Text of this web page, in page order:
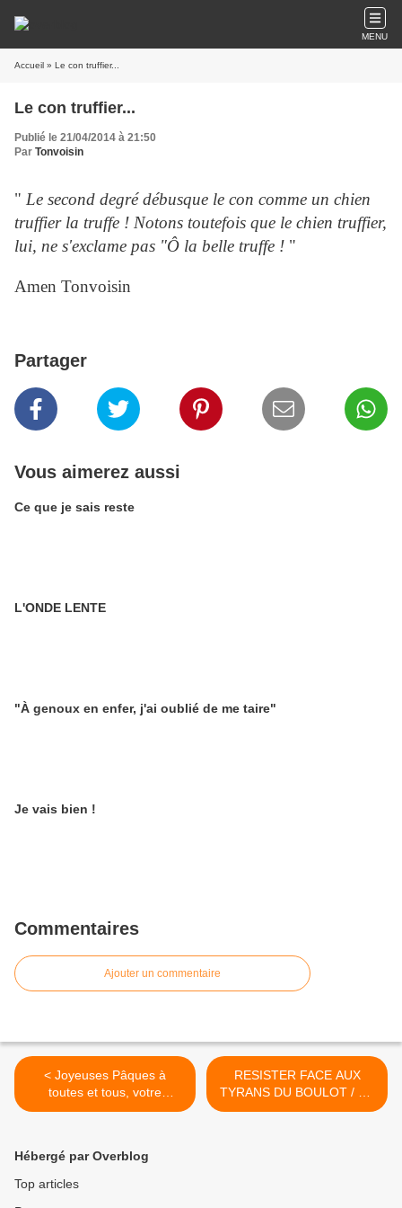
MENU
Accueil » Le con truffier...
Le con truffier...
Publié le 21/04/2014 à 21:50
Par Tonvoisin
" Le second degré débusque le con comme un chien
truffier la truffe ! Notons toutefois que le chien truffier,
lui, ne s'exclame pas "Ô la belle truffe ! "
Amen Tonvoisin
Partager
Vous aimerez aussi
Ce que je sais reste
L'ONDE LENTE
"À genoux en enfer, j'ai oublié de me taire"
Je vais bien !
Commentaires
Ajouter un commentaire
< Joyeuses Pâques à
toutes et tous, votre
prochain et le suivant.
RESISTER FACE AUX
TYRANS DU BOULOT / On
en parle dans : SudPresse
Hébergé par Overblog
Top articles